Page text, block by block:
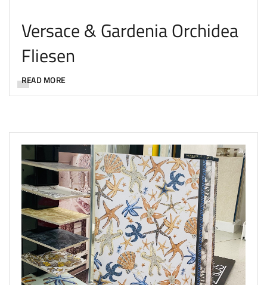
Versace & Gardenia Orchidea
Fliesen
READ MORE